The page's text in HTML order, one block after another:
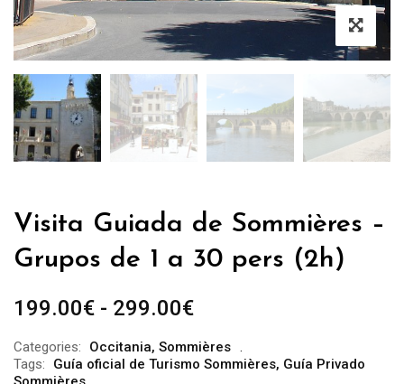
Visita Guiada de Sommières –
Grupos de 1 a 30 pers (2h)
199.00€ - 299.00€Rango
precios:
Categories: Occitania, Sommières
Tags:
Guía oficial de Turismo Sommières, Guía Privado